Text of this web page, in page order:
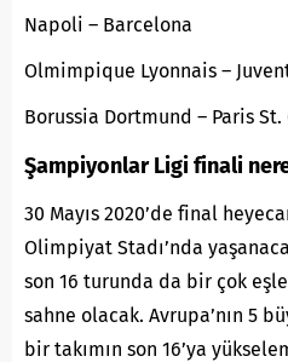
Napoli – Barcelona
Olmimpique Lyonnais –
Borussia Dortmund – Paris St.
Şampiyonlar Ligi finali
30 Mayıs 2020’de final
Olimpiyat Stadı’nda
son 16 turunda da bir çok
sahne olacak. Avrupa’nın 5
bir takımın son 16’ya